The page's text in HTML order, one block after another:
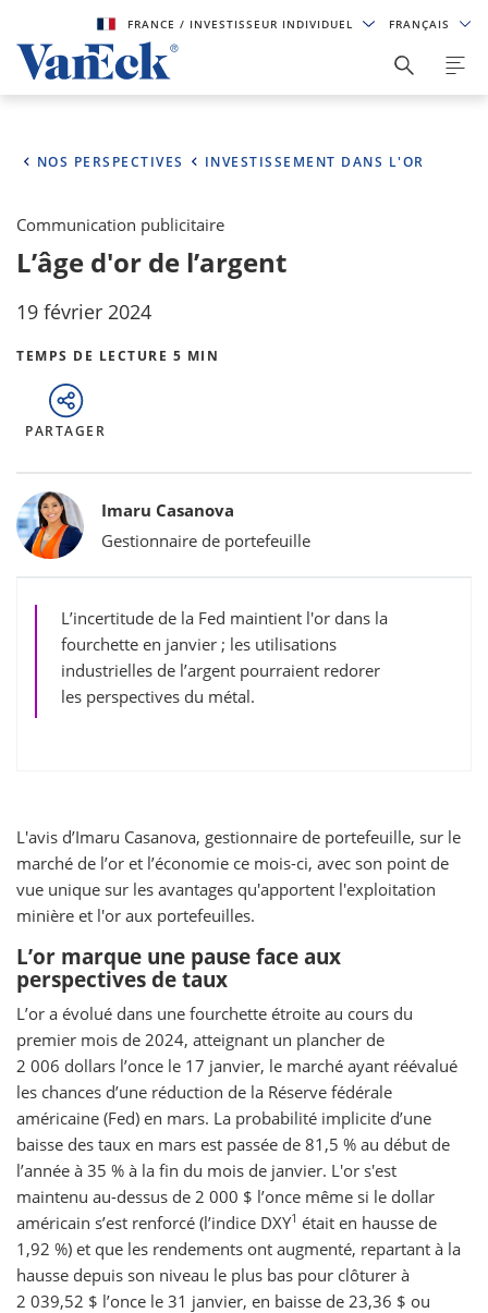
FRANCE/ INVESTISSEUR INDIVIDUEL FRANÇAIS
NOS PERSPECTIVES INVESTISSEMENT DANS L'OR
Communication publicitaire
L’âge d'or de l’argent
19 février 2024
TEMPS DE LECTURE 5 MIN
PARTAGER
Bylines
Imaru Casanova
Gestionnaire de portefeuille
L’incertitude de la Fed maintient l'or dans la
fourchette en janvier ; les utilisations
industrielles de l’argent pourraient redorer
les perspectives du métal.
L'avis d’Imaru Casanova, gestionnaire de portefeuille, sur le
marché de l’or et l’économie ce mois-ci, avec son point de
vue unique sur les avantages qu'apportent l'exploitation
minière et l'or aux portefeuilles.
L’or marque une pause face aux
perspectives de taux
L’or a évolué dans une fourchette étroite au cours du
premier mois de 2024, atteignant un plancher de
2 006 dollars l’once le 17 janvier, le marché ayant réévalué
les chances d’une réduction de la Réserve fédérale
américaine (Fed) en mars. La probabilité implicite d’une
baisse des taux en mars est passée de 81,5 % au début de
l’année à 35 % à la fin du mois de janvier. L'or s'est
maintenu au-dessus de 2 000 $ l’once même si le dollar
américain s’est renforcé (l’indice DXY1 était en hausse de
1,92 %) et que les rendements ont augmenté, repartant à la
hausse depuis son niveau le plus bas pour clôturer à
2 039,52 $ l’once le 31 janvier, en baisse de 23,36 $ ou